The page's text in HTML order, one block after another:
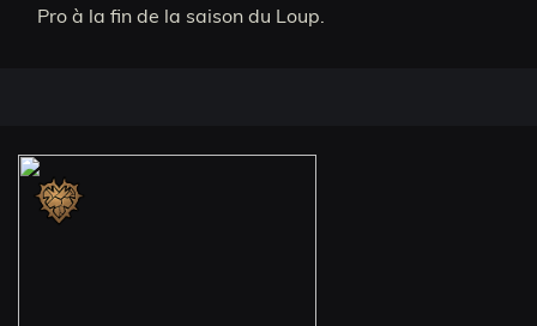
Pro à la fin de la saison du Loup.